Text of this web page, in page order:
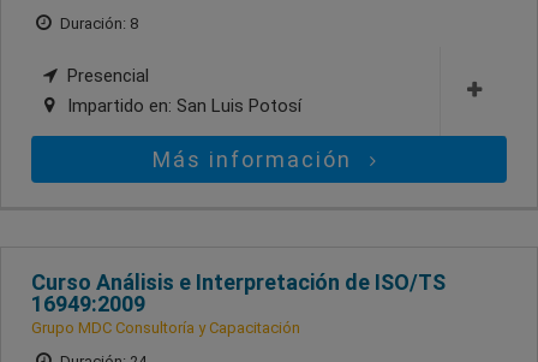
Duración: 8
Presencial
Impartido en: San Luis Potosí
Más información
Curso Análisis e Interpretación de ISO/TS
16949:2009
Grupo MDC Consultoría y Capacitación